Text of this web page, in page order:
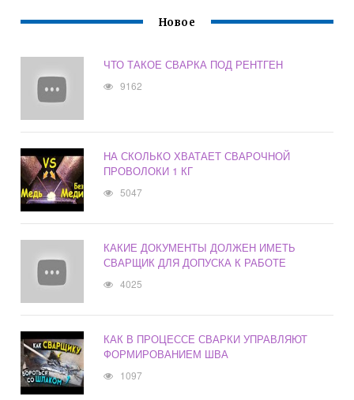
Новое
ЧТО ТАКОЕ СВАРКА ПОД РЕНТГЕН
9162
НА СКОЛЬКО ХВАТАЕТ СВАРОЧНОЙ
ПРОВОЛОКИ 1 КГ
5047
КАКИЕ ДОКУМЕНТЫ ДОЛЖЕН ИМЕТЬ
СВАРЩИК ДЛЯ ДОПУСКА К РАБОТЕ
4025
КАК В ПРОЦЕССЕ СВАРКИ УПРАВЛЯЮТ
ФОРМИРОВАНИЕМ ШВА
1097